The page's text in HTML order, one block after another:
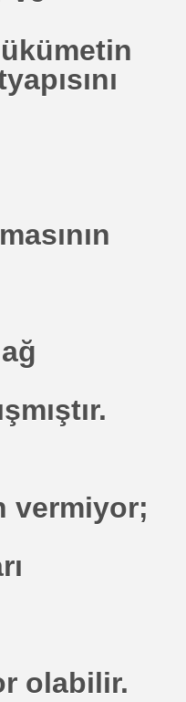
vermiyor;
olabilir.
GELENLER-